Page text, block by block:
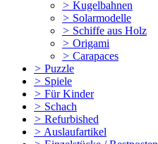
> Kugelbahnen
> Solarmodelle
> Schiffe aus Holz
> Origami
> Carapaces
> Puzzle
> Spiele
> Für Kinder
> Schach
> Refurbished
> Auslaufartikel